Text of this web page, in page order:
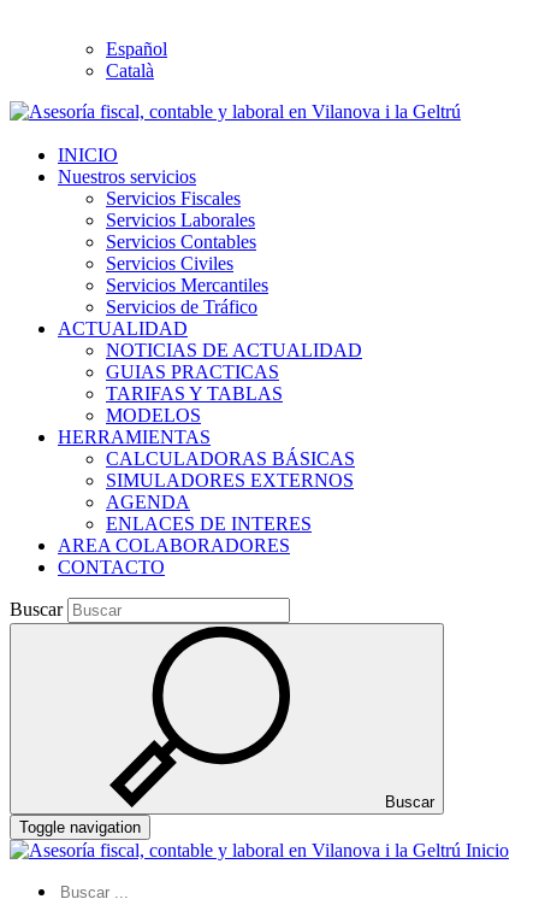
Español
Català
INICIO
Nuestros servicios
Servicios Fiscales
Servicios Laborales
Servicios Contables
Servicios Civiles
Servicios Mercantiles
Servicios de Tráfico
ACTUALIDAD
NOTICIAS DE ACTUALIDAD
GUIAS PRACTICAS
TARIFAS Y TABLAS
MODELOS
HERRAMIENTAS
CALCULADORAS BÁSICAS
SIMULADORES EXTERNOS
AGENDA
ENLACES DE INTERES
AREA COLABORADORES
CONTACTO
Buscar
Buscar
Toggle navigation
Inicio